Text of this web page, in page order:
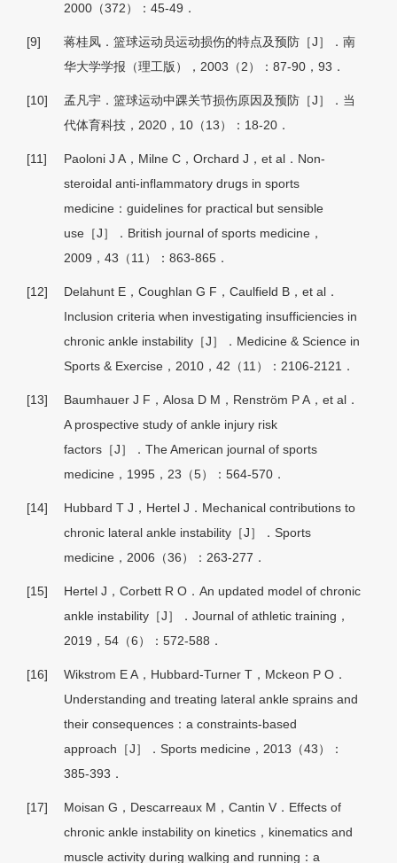
2000（372）：45-49．
[9]
蒋桂凤．篮球运动员运动损伤的特点及预防［J］．南
华大学学报（理工版），2003（2）：87-90，93．
[10]
孟凡宇．篮球运动中踝关节损伤原因及预防［J］．当
代体育科技，2020，10（13）：18-20．
[11]
Paoloni J A，Milne C，Orchard J，et al．Non-
steroidal anti-inflammatory drugs in sports
medicine：guidelines for practical but sensible
use［J］．British journal of sports medicine，
2009，43（11）：863-865．
[12]
Delahunt E，Coughlan G F，Caulfield B，et al．
Inclusion criteria when investigating insufficiencies in
chronic ankle instability［J］．Medicine & Science in
Sports & Exercise，2010，42（11）：2106-2121．
[13]
Baumhauer J F，Alosa D M，Renström P A，et al．
A prospective study of ankle injury risk
factors［J］．The American journal of sports
medicine，1995，23（5）：564-570．
[14]
Hubbard T J，Hertel J．Mechanical contributions to
chronic lateral ankle instability［J］．Sports
medicine，2006（36）：263-277．
[15]
Hertel J，Corbett R O．An updated model of chronic
ankle instability［J］．Journal of athletic training，
2019，54（6）：572-588．
[16]
Wikstrom E A，Hubbard-Turner T，Mckeon P O．
Understanding and treating lateral ankle sprains and
their consequences：a constraints-based
approach［J］．Sports medicine，2013（43）：
385-393．
[17]
Moisan G，Descarreaux M，Cantin V．Effects of
chronic ankle instability on kinetics，kinematics and
muscle activity during walking and running：a